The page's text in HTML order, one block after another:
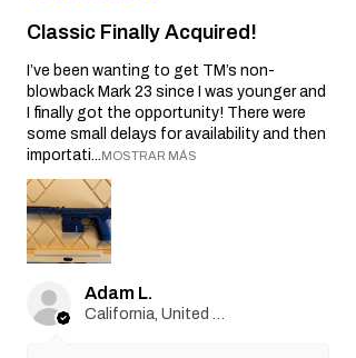
Classic Finally Acquired!
I’ve been wanting to get TM’s non-
blowback Mark 23 since I was younger and
I finally got the opportunity! There were
some small delays for availability and then
importati... MOSTRAR MÁS
Adam L.
California, United States